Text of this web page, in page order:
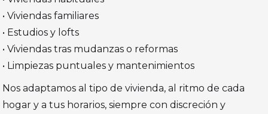
• Viviendas familiares
• Estudios y lofts
• Viviendas tras mudanzas o reformas
• Limpiezas puntuales y mantenimientos
Nos adaptamos al tipo de vivienda, al ritmo de cada
hogar y a tus horarios, siempre con discreción y